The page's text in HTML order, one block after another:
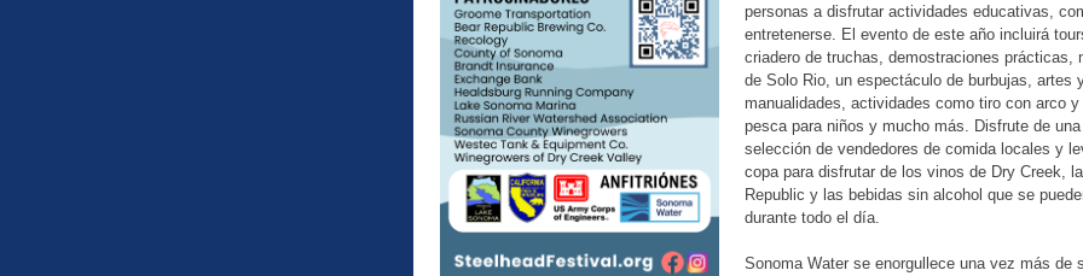
personas a disfrutar actividades educativas,
entretenerse. El evento de este año incluirá
criadero de truchas, demostraciones prácticas,
de Solo Rio, un espectáculo de burbujas, artes
manualidades, actividades como tiro con arco
pesca para niños y mucho más. Disfrute de
selección de vendedores de comida locales y
copa para disfrutar de los vinos de Dry Creek,
Republic y las bebidas sin alcohol que se
durante todo el día.
Sonoma Water se enorgullece una vez más de